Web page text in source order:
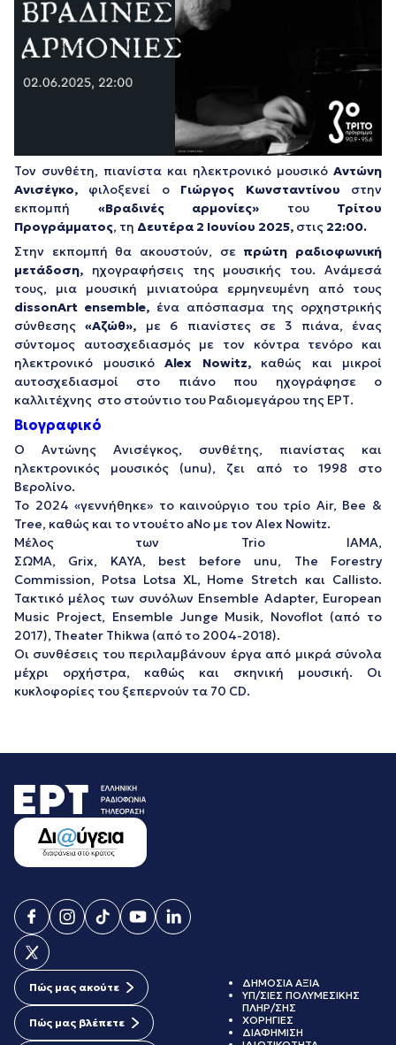
Τον συνθέτη, πιανίστα και ηλεκτρονικό μουσικό Αντώνη
Ανισέγκο, φιλοξενεί ο Γιώργος Κωνσταντίνου στην
εκπομπή «Βραδινές αρμονίες» του Τρίτου
Προγράμματος, τη Δευτέρα 2 Ιουνίου 2025, στις 22:00.
Στην εκπομπή θα ακουστούν, σε πρώτη ραδιοφωνική
μετάδοση, ηχογραφήσεις της μουσικής του. Ανάμεσά
τους, μια μουσική μινιατούρα ερμηνευμένη από τους
dissonArt ensemble, ένα απόσπασμα της ορχηστρικής
σύνθεσης«Αζώθ», με 6 πιανίστες σε 3 πιάνα, ένας
σύντομος αυτοσχεδιασμός με τον κόντρα τενόρο και
ηλεκτρονικό μουσικό Alex Nowitz,καθώς και μικροί
αυτοσχεδιασμοί στο πιάνο που ηχογράφησε ο
καλλιτέχνης στο στούντιο του Ραδιομεγάρου της ΕΡΤ.
Βιογραφικό
Ο Αντώνης Ανισέγκος, συνθέτης, πιανίστας και
ηλεκτρονικός μουσικός (unu), ζει από το 1998 στο
Βερολίνο.
Το 2024 «γεννήθηκε» το καινούργιο του τρίο Air, Bee &
Tree, καθώς και το ντουέτο aNo με τον Alex Nowitz.
Μέλος των Trio IAMA,
ΣΩΜΑ, Grix, KAYA, best before unu, The Forestry
Commission, Potsa Lotsa XL, Home Stretch και Callisto.
Τακτικό μέλος των συνόλων Ensemble Adapter, European
Music Project, Ensemble Junge Musik, Novoflot (από το
2017), Theater Thikwa (από το 2004-2018).
Οι συνθέσεις του περιλαμβάνουν έργα από μικρά σύνολα
μέχρι ορχήστρα, καθώς και σκηνική μουσική. Οι
κυκλοφορίες του ξεπερνούν τα 70 CD.
Πώς μας ακούτε
Πώς μας βλέπετε
ΔΗΜΟΣΙΑ ΑΞΙΑ
ΥΠ/ΣΙΕΣ ΠΟΛΥΜΕΣΙΚΗΣ
ΠΛΗΡ/ΣΗΣ
ΧΟΡΗΓΙΕΣ
ΔΙΑΦΗΜΙΣΗ